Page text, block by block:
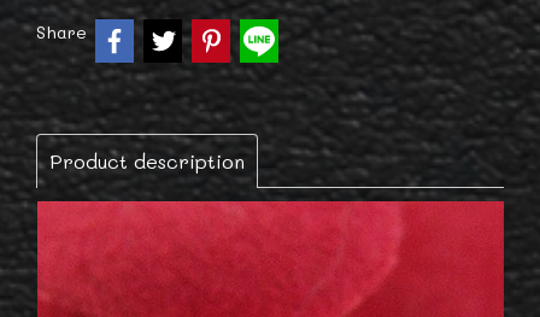
Share
Product description